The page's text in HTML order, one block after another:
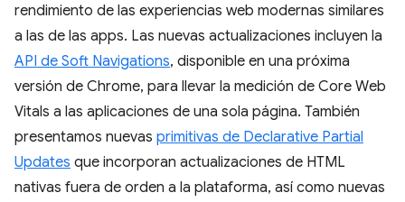
rendimiento de las experiencias web modernas similares
a las de las apps. Las nuevas actualizaciones incluyen la
API de Soft Navigations, disponible en una próxima
versión de Chrome, para llevar la medición de Core Web
Vitals a las aplicaciones de una sola página. También
presentamos nuevas primitivas de Declarative Partial
Updates que incorporan actualizaciones de HTML
nativas fuera de orden a la plataforma, así como nuevas